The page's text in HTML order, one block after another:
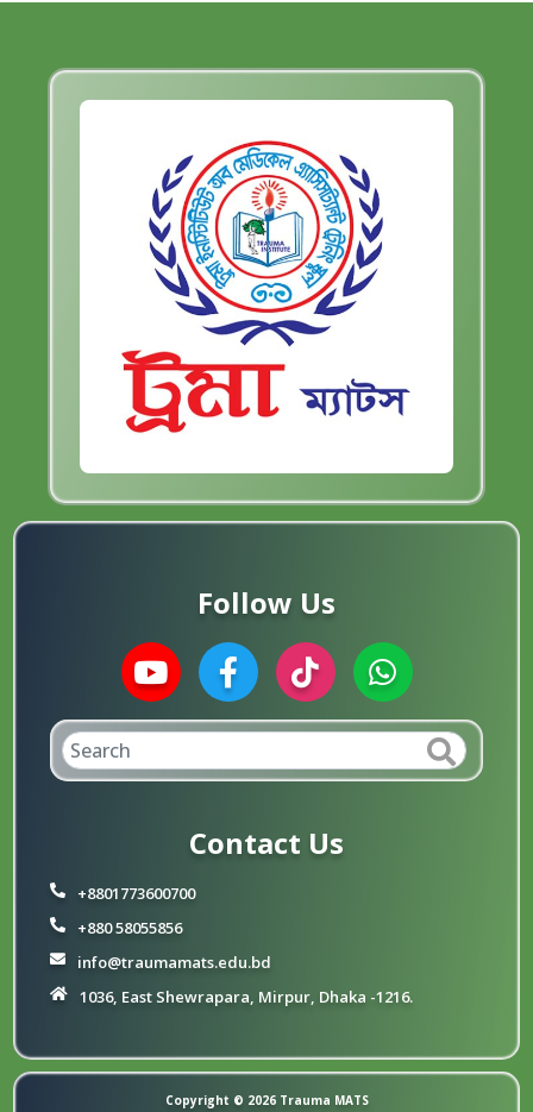
Follow Us
Contact Us
+8801773600700
+880 58055856
info@traumamats.edu.bd
1036, East Shewrapara, Mirpur, Dhaka -1216.
Copyright © 2026 Trauma MATS